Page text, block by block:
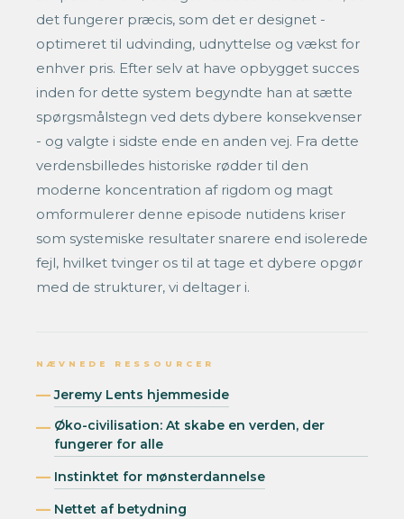
det fungerer præcis, som det er designet -
optimeret til udvinding, udnyttelse og vækst for
enhver pris. Efter selv at have opbygget succes
inden for dette system begyndte han at sætte
spørgsmålstegn ved dets dybere konsekvenser
- og valgte i sidste ende en anden vej. Fra dette
verdensbilledes historiske rødder til den
moderne koncentration af rigdom og magt
omformulerer denne episode nutidens kriser
som systemiske resultater snarere end isolerede
fejl, hvilket tvinger os til at tage et dybere opgør
med de strukturer, vi deltager i.
NÆVNEDE RESSOURCER
Jeremy Lents hjemmeside
Øko-civilisation: At skabe en verden, der
fungerer for alle
Instinktet for mønsterdannelse
Nettet af betydning